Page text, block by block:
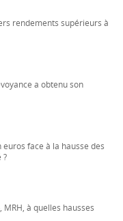
rendements supérieurs à
a obtenu son
face à la hausse des
?
à quelles hausses